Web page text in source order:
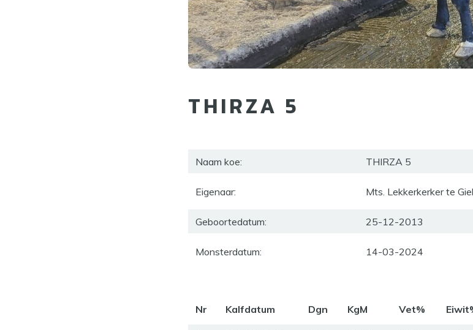
THIRZA 5
Naam koe: THIRZA 5
Eigenaar: Mts. Lekkerkerker te
Geboortedatum: 25-12-2013
Monsterdatum: 14-03-2024
Nr Kalfdatum Dgn KgM Vet%